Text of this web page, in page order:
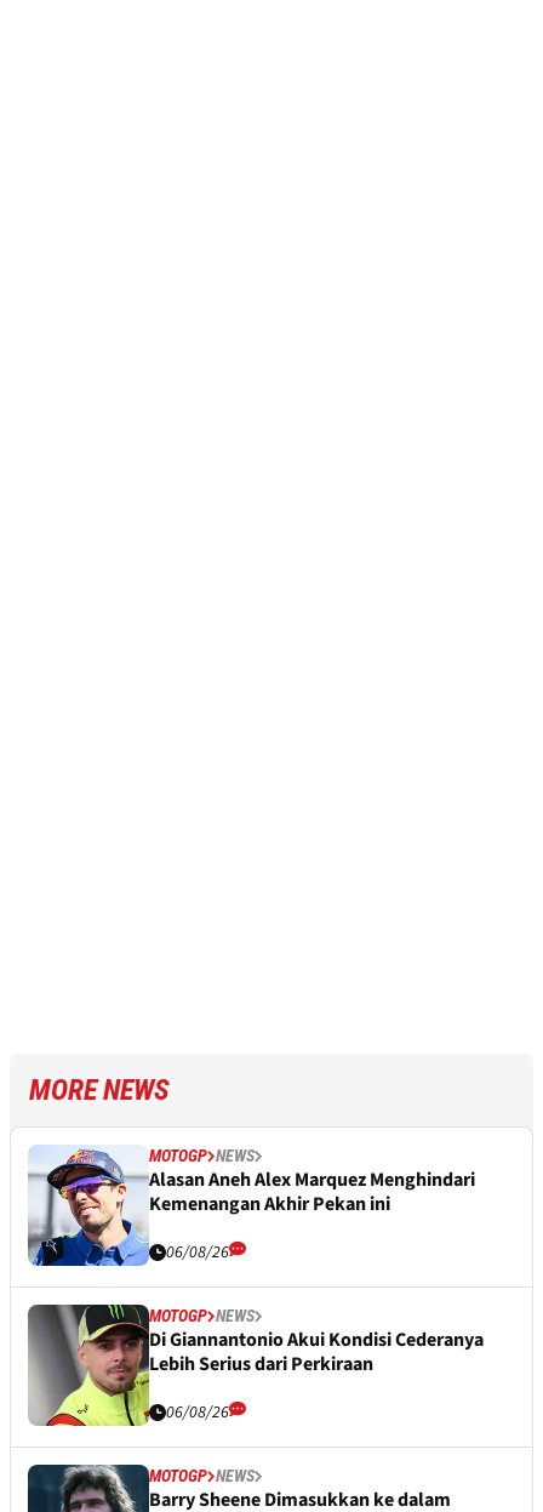
MORE NEWS
MOTOGP NEWS
Alasan Aneh Alex Marquez Menghindari
Kemenangan Akhir Pekan ini
06/08/26
MOTOGP NEWS
Di Giannantonio Akui Kondisi Cederanya
Lebih Serius dari Perkiraan
06/08/26
MOTOGP NEWS
Barry Sheene Dimasukkan ke dalam